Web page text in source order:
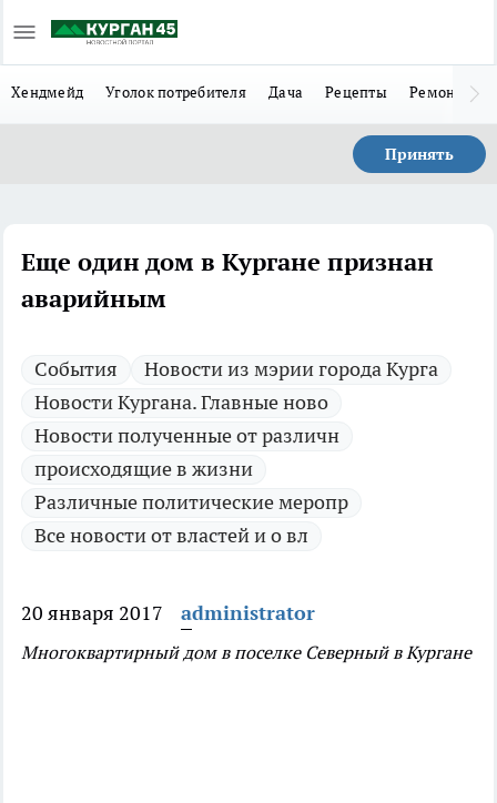
Хендмейд Уголок потребителя Дача Рецепты Ремонт
Принять
Еще один дом в Кургане признан
аварийным
Cобытия
Новости из мэрии города Курга
Новости Кургана. Главные ново
Новости полученные от различн
происходящие в жизни
Различные политические меропр
Все новости от властей и о вл
20 января 2017 administrator
Многоквартирный дом в поселке Северный в Кургане